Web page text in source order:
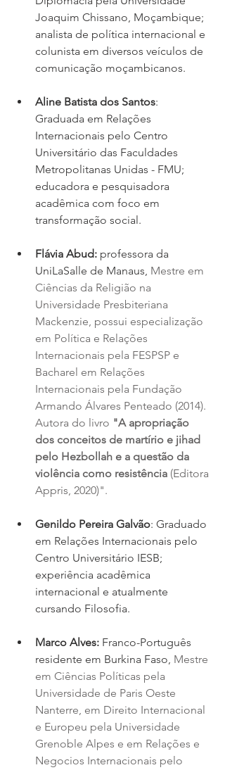
Joaquim Chissano, Moçambique;
analista de política internacional e
colunista em diversos veículos de
comunicação moçambicanos.
Aline Batista dos Santos:
Graduada em Relações
Internacionais pelo Centro
Universitário das Faculdades
Metropolitanas Unidas - FMU;
educadora e pesquisadora
acadêmica com foco em
transformação social.
Flávia Abud: professora da
UniLaSalle de Manaus, Mestre em
Ciências da Religião na
Universidade Presbiteriana
Mackenzie, possui especialização
em Política e Relações
Internacionais pela FESPSP e
Bacharel em Relações
Internacionais pela Fundação
Armando Álvares Penteado (2014).
Autora do livro "A apropriação
dos conceitos de martírio e jihad
pelo Hezbollah e a questão da
violência como resistência (Editora
Appris, 2020)".
Genildo Pereira Galvão: Graduado
em Relações Internacionais pelo
Centro Universitário IESB;
experiência acadêmica
internacional e atualmente
cursando Filosofia.
Marco Alves: Franco-Português
residente em Burkina Faso, Mestre
em Ciências Políticas pela
Universidade de Paris Oeste
Nanterre, em Direito Internacional
e Europeu pela Universidade
Grenoble Alpes e em Relações e
Negocios Internacionais pelo